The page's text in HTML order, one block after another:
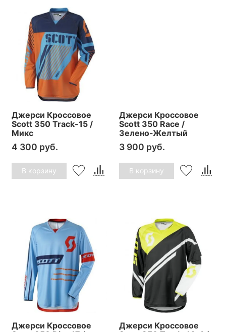
Джерси Кроссовое
Scott 350 Track-15 /
Микс
4 300 руб.
В корзину
Джерси Кроссовое
Scott 350 Race /
Зелено-Желтый
3 900 руб.
В корзину
Джерси Кроссовое
Джерси Кроссовое